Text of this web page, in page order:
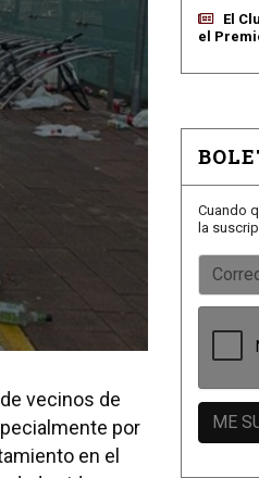
vecinos de
por
en el
El
el
Cuando
la